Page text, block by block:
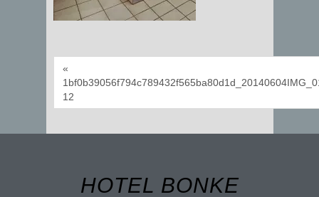
«
12
HOTEL BONKE